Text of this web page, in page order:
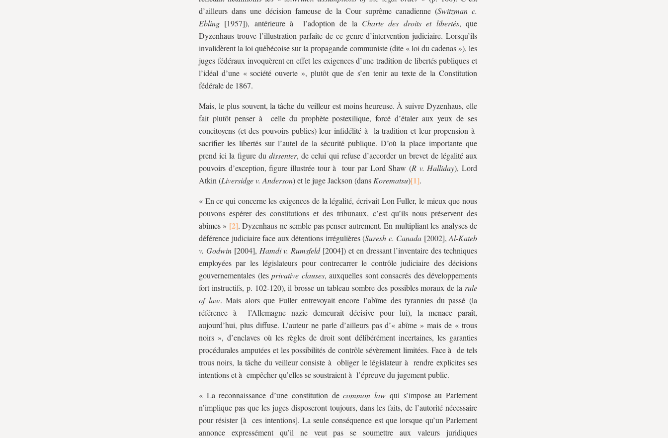
d’ailleurs dans une décision fameuse de la Cour suprême canadienne (Switzman c.
Ebling [1957]), antérieure à l’adoption de la Charte des droits et libertés, que
Dyzenhaus trouve l’illustration parfaite de ce genre d’intervention judiciaire. Lorsqu’ils
invalidèrent la loi québécoise sur la propagande communiste (dite « loi du cadenas »), les
juges fédéraux invoquèrent en effet les exigences d’une tradition de libertés publiques et
l’idéal d’une « société ouverte », plutôt que de s’en tenir au texte de la Constitution
fédérale de 1867.
Mais, le plus souvent, la tâche du veilleur est moins heureuse. À suivre Dyzenhaus, elle
fait plutôt penser à celle du prophète postexilique, forcé d’étaler aux yeux de ses
concitoyens (et des pouvoirs publics) leur infidélité à la tradition et leur propension à
sacrifier les libertés sur l’autel de la sécurité publique. D’où la place importante que
prend ici la figure du dissenter, de celui qui refuse d’accorder un brevet de légalité aux
pouvoirs d’exception, figure illustrée tour à tour par Lord Shaw (R v. Halliday), Lord
Atkin (Liversidge v. Anderson) et le juge Jackson (dans Korematsu)
.
« En ce qui concerne les exigences de la légalité, écrivait Lon Fuller, le mieux que nous
pouvons espérer des constitutions et des tribunaux, c’est qu’ils nous préservent des
abîmes »
. Dyzenhaus ne semble pas penser autrement. En multipliant les analyses de
déférence judiciaire face aux détentions irrégulières (Suresh c. Canada [2002], Al-Kateb
v. Godwin[2004], Hamdi v. Rumsfeld[2004]) et en dressant l’inventaire des techniques
employées par les législateurs pour contrecarrer le contrôle judiciaire des décisions
gouvernementales (les privative clauses, auxquelles sont consacrés des développements
fort instructifs, p. 102-120), il brosse un tableau sombre des possibles moraux de la rule
of law. Mais alors que Fuller entrevoyait encore l’abîme des tyrannies du passé (la
référence à l’Allemagne nazie demeurait décisive pour lui), la menace paraît,
aujourd’hui, plus diffuse. L’auteur ne parle d’ailleurs pas d’« abîme » mais de « trous
noirs », d’enclaves où les règles de droit sont délibérément incertaines, les garanties
procédurales amputées et les possibilités de contrôle sévèrement limitées. Face à de tels
trous noirs, la tâche du veilleur consiste à obliger le législateur à rendre explicites ses
intentions et à empêcher qu’elles se soustraient à l’épreuve du jugement public.
« La reconnaissance d’une constitution decommon law qui s’impose au Parlement
n’implique pas que les juges disposeront toujours, dans les faits, de l’autorité nécessaire
pour résister [à ces intentions]. La seule conséquence est que lorsque qu’un Parlement
annonce expressément qu’il ne veut pas se soumettre aux valeurs juridiques